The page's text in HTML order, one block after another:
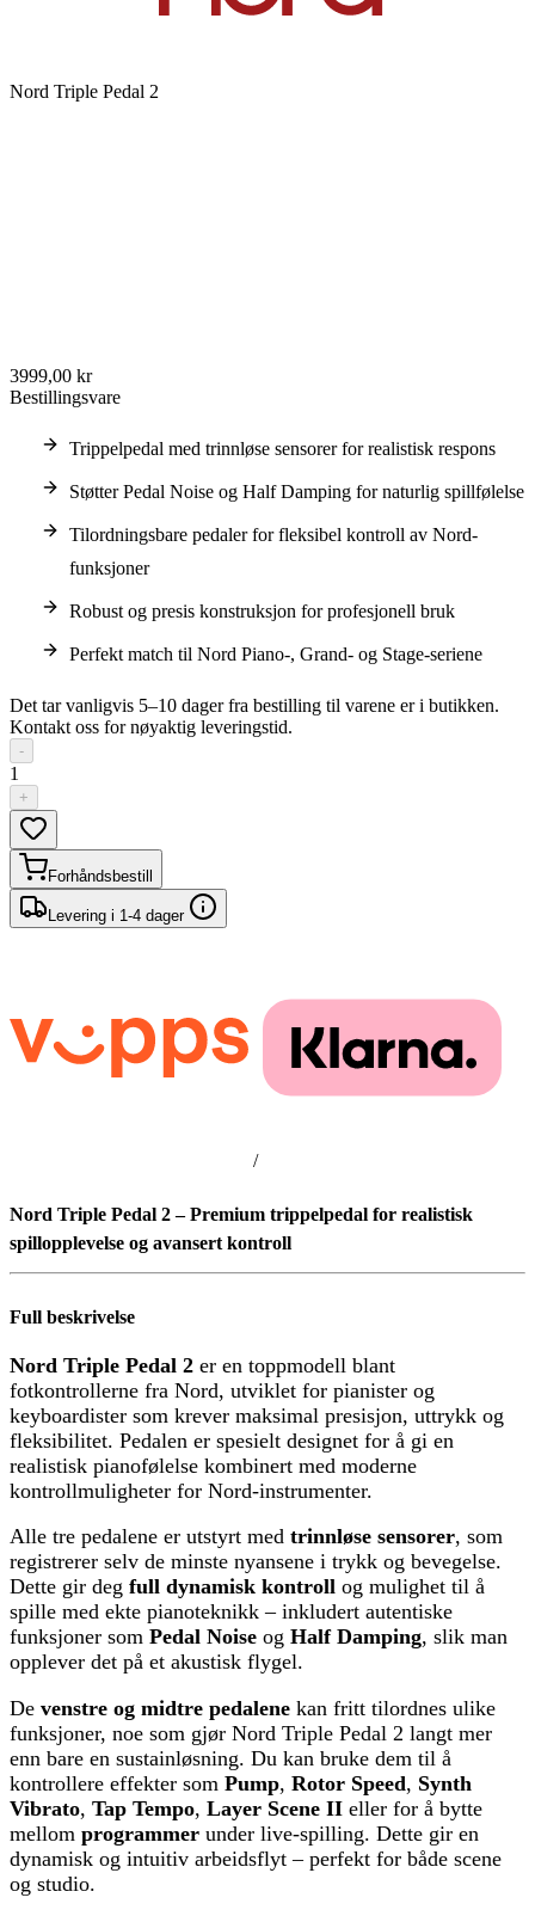
Nord Triple Pedal 2
3999,00 kr
Bestillingsvare
Trippelpedal med trinnløse sensorer for realistisk respons
Støtter Pedal Noise og Half Damping for naturlig spillfølelse
Tilordningsbare pedaler for fleksibel kontroll av Nord-
funksjoner
Robust og presis konstruksjon for profesjonell bruk
Perfekt match til Nord Piano-, Grand- og Stage-seriene
Det tar vanligvis 5–10 dager fra bestilling til varene er i butikken.
Kontakt oss for nøyaktig leveringstid.
-
1
+
Forhåndsbestill
Levering i 1-4 dager
/
Nord Triple Pedal 2 – Premium trippelpedal for realistisk
spillopplevelse og avansert kontroll
Full beskrivelse
Nord Triple Pedal 2 er en toppmodell blant
fotkontrollerne fra Nord, utviklet for pianister og
keyboardister som krever maksimal presisjon, uttrykk og
fleksibilitet. Pedalen er spesielt designet for å gi en
realistisk pianofølelse kombinert med moderne
kontrollmuligheter for Nord-instrumenter.
Alle tre pedalene er utstyrt med trinnløse sensorer, som
registrerer selv de minste nyansene i trykk og bevegelse.
Dette gir deg full dynamisk kontroll og mulighet til å
spille med ekte pianoteknikk – inkludert autentiske
funksjoner som Pedal Noise og Half Damping, slik man
opplever det på et akustisk flygel.
De venstre og midtre pedalene kan fritt tilordnes ulike
funksjoner, noe som gjør Nord Triple Pedal 2 langt mer
enn bare en sustainløsning. Du kan bruke dem til å
kontrollere effekter som Pump, Rotor Speed, Synth
Vibrato, Tap Tempo, Layer Scene II eller for å bytte
mellom programmer under live-spilling. Dette gir en
dynamisk og intuitiv arbeidsflyt – perfekt for både scene
og studio.